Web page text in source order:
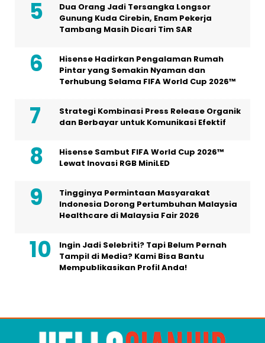
Dua Orang Jadi Tersangka Longsor
Gunung Kuda Cirebin, Enam Pekerja
Tambang Masih Dicari Tim SAR
Hisense Hadirkan Pengalaman Rumah
Pintar yang Semakin Nyaman dan
Terhubung Selama FIFA World Cup 2026™
Strategi Kombinasi Press Release Organik
dan Berbayar untuk Komunikasi Efektif
Hisense Sambut FIFA World Cup 2026™
Lewat Inovasi RGB MiniLED
Tingginya Permintaan Masyarakat
Indonesia Dorong Pertumbuhan Malaysia
Healthcare di Malaysia Fair 2026
Ingin Jadi Selebriti? Tapi Belum Pernah
Tampil di Media? Kami Bisa Bantu
Mempublikasikan Profil Anda!